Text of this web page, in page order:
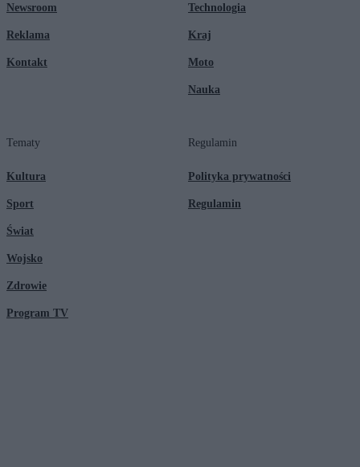
Newsroom
Reklama
Kontakt
Technologia
Kraj
Moto
Nauka
Tematy
Kultura
Sport
Świat
Wojsko
Zdrowie
Program TV
Regulamin
Polityka prywatności
Regulamin